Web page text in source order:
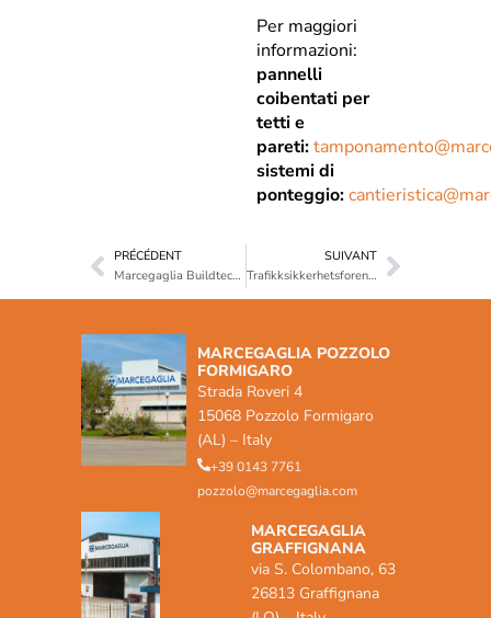
Per maggiori
informazioni:
pannelli
coibentati per
tetti e
pareti:
sistemi di
ponteggio:
PRÉCÉDENT
Marcegaglia Buildtech a Intertraffic Amsterdam
SUIVANT
Trafikksikkerhetsforeningen 2020
MARCEGAGLIA POZZOLO
FORMIGARO
Strada Roveri 4
15068 Pozzolo Formigaro
(AL) – Italy
+39 0143 7761
pozzolo@marcegaglia.com
MARCEGAGLIA
GRAFFIGNANA
via S. Colombano, 63
26813 Graffignana